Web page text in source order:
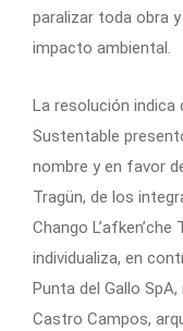
paralizar toda obra
impacto ambiental.
La resolución indica
Sustentable
nombre y en favor
Tragün, de los
Chango L’afken’che
individualiza, en
Punta del Gallo
Castro Campos,